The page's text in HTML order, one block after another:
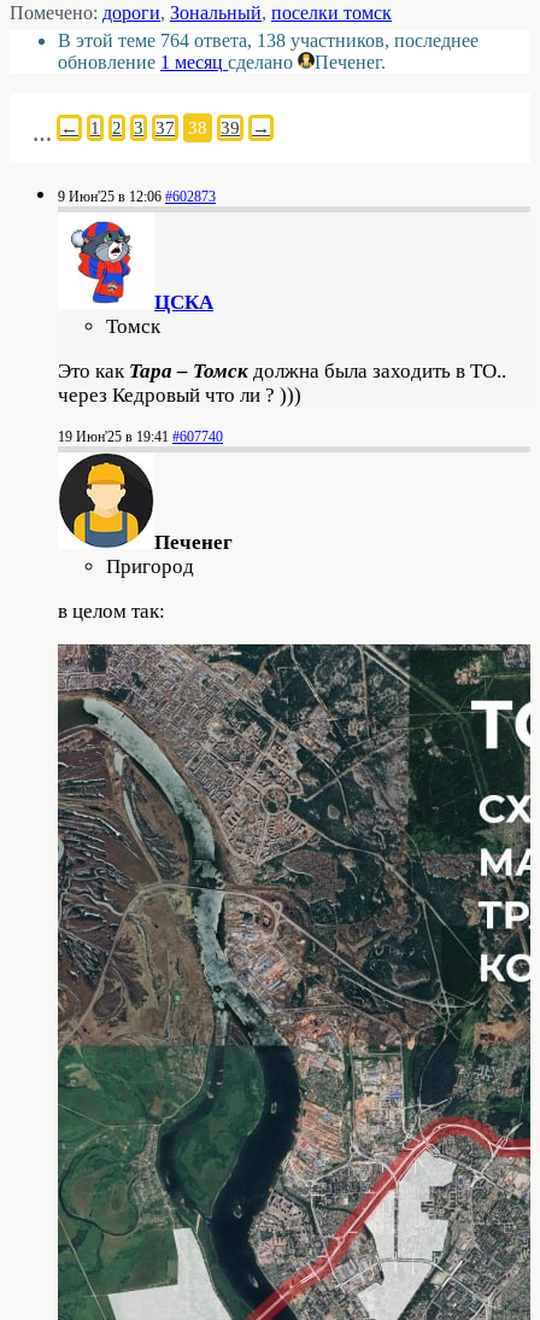
Помечено: дороги, Зональный, поселки томск
В этой теме 764 ответа, 138 участников, последнее
обновление 1 месяц сделано Печенег.
← 1 2 3
… 37 38 39 →
9 Июн'25 в 12:06 #602873
ЦСКА
Томск
Это как Тара – Томск должна была заходить в ТО..
через Кедровый что ли ? )))
19 Июн'25 в 19:41 #607740
Печенег
Пригород
в целом так: